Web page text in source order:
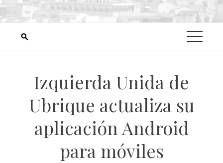
Izquierda Unida de
Ubrique actualiza su
aplicación Android
para móviles